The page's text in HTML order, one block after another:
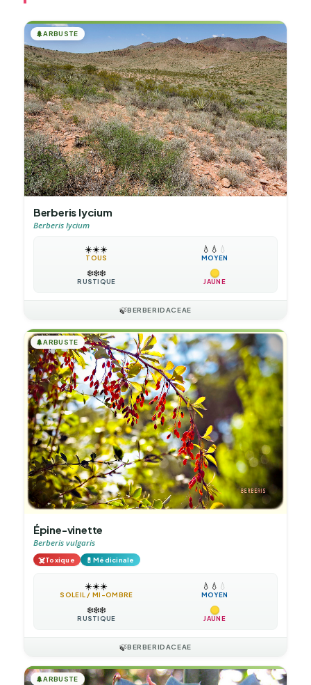
🌲ARBUSTE
Berberis lycium
Berberis lycium
☀️☀️☀️
TOUS
💧 💧 💧
MOYEN
❄️❄️❄️
RUSTIQUE JAUNE
🍃BERBERIDACEAE
🌲ARBUSTE
Épine-vinette
Berberis vulgaris
☠️Toxique 💊Médicinale
☀️☀️☀️
SOLEIL / MI-OMBRE
💧 💧 💧
MOYEN
❄️❄️❄️
RUSTIQUE JAUNE
🍃BERBERIDACEAE
🌲ARBUSTE